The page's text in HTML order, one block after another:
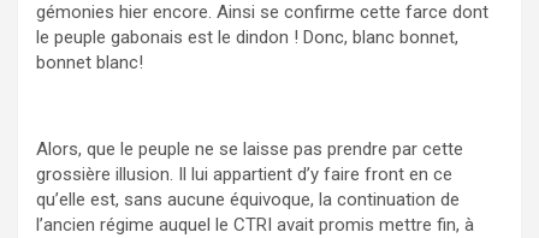
gémonies hier encore. Ainsi se confirme cette farce dont
le peuple gabonais est le dindon ! Donc, blanc bonnet,
bonnet blanc!
Alors, que le peuple ne se laisse pas prendre par cette
grossière illusion. Il lui appartient d’y faire front en ce
qu’elle est, sans aucune équivoque, la continuation de
l’ancien régime auquel le CTRI avait promis mettre fin, à